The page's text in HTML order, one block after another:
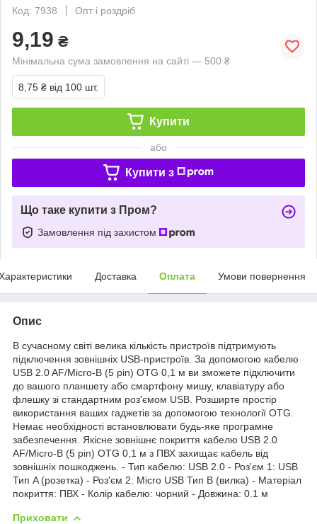
Код: 7938
Опт і роздріб
9,19 ₴
Мінімальна сума замовлення на сайті — 500 ₴
8,75 ₴ від 100 шт.
Купити
або
Купити з
Що таке купити з Пром?
Замовлення під захистом
Доставка Оплата Умови повернення
Опис
В сучасному світі велика кількість пристроїв підтримують
підключення зовнішніх USB-пристроїв. За допомогою кабелю
USB 2.0 AF/Micro-B (5 pin) OTG 0,1 м ви зможете підключити
до вашого планшету або смартфону мишу, клавіатуру або
флешку зі стандартним роз'ємом USB. Розширте простір
використання ваших гаджетів за допомогою технології OTG.
Немає необхідності встановлювати будь-яке програмне
забезпечення. Якісне зовнішнє покриття кабелю USB 2.0
AF/Micro-B (5 pin) OTG 0,1 м з ПВХ захищає кабель від
зовнішніх пошкоджень. - Тип кабелю: USB 2.0 - Роз'єм 1: USB
Тип A (розетка) - Роз'єм 2: Micro USB Тип B (вилка) - Матеріал
покриття: ПВХ - Колір кабелю: чорний - Довжина: 0.1 м
Приховати